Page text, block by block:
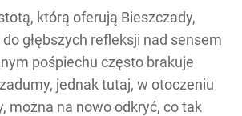
którą oferują Bieszczady,
głębszych refleksji nad sensem
pośpiechu często brakuje
jednak tutaj, w otoczeniu
można na nowo odkryć, co tak